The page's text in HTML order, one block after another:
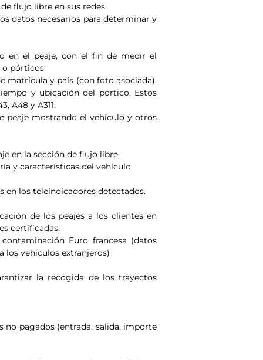
flujo libre en sus redes.
datos necesarios para determinar y
en el peaje, con el fin de medir el
pórticos.
matrícula y país (con foto asociada),
y ubicación del pórtico. Estos
A48 y A311.
peaje mostrando el vehículo y otros
en la sección de flujo libre.
y características del vehículo
en los teleindicadores detectados.
de los peajes a los clientes en
certificadas.
Euro francesa (datos
los vehículos extranjeros)
la recogida de los trayectos
no pagados (entrada, salida, importe